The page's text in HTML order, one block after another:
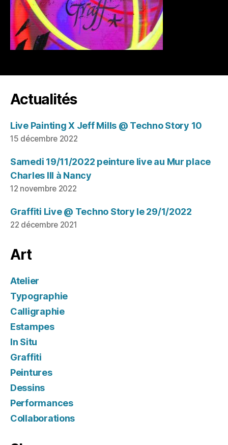
Actualités
Live Painting X Jeff Mills @ Techno Story 10
15 décembre 2022
Samedi 19/11/2022 peinture live au Mur place
Charles III à Nancy
12 novembre 2022
Graffiti Live @ Techno Story le 29/1/2022
22 décembre 2021
Art
Atelier
Typographie
Calligraphie
Estampes
In Situ
Graffiti
Peintures
Dessins
Performances
Collaborations